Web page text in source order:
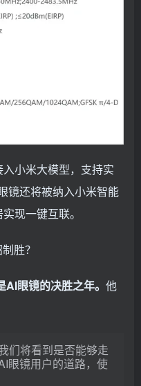
小米大模型，支持实
镜还将被纳入小米智能
现一键互联。
胜？
AI眼镜的决胜之年。 他
们将看到是否能够走
眼镜用户的道路，使